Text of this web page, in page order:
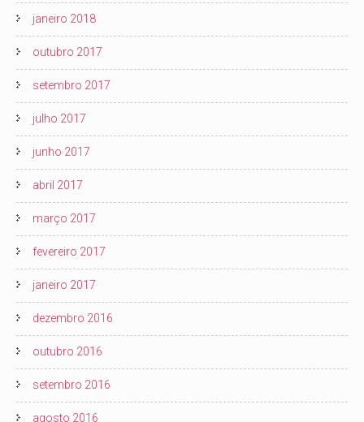
janeiro 2018
outubro 2017
setembro 2017
julho 2017
junho 2017
abril 2017
março 2017
fevereiro 2017
janeiro 2017
dezembro 2016
outubro 2016
setembro 2016
agosto 2016